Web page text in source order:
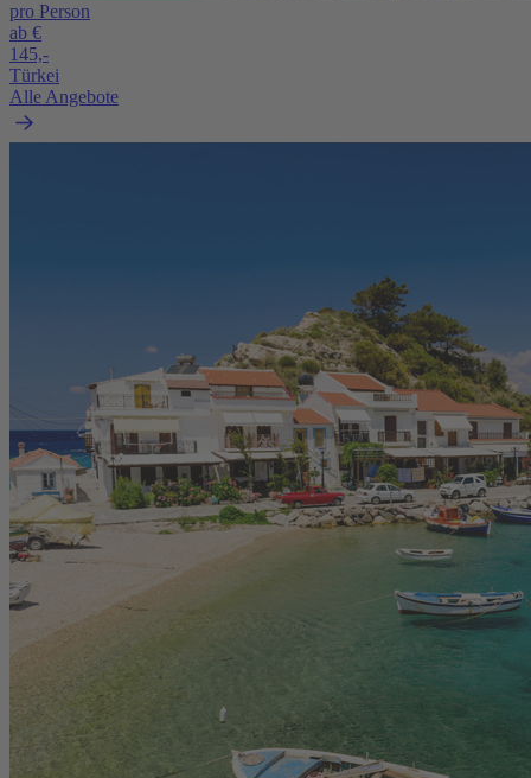
pro Person
ab €
145,-
Türkei
Alle Angebote